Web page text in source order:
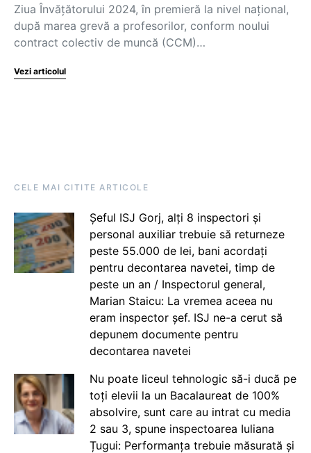
Ziua Învățătorului 2024, în premieră la nivel național,
după marea grevă a profesorilor, conform noului
contract colectiv de muncă (CCM)…
Vezi articolul
CELE MAI CITITE ARTICOLE
Șeful ISJ Gorj, alți 8 inspectori și
personal auxiliar trebuie să returneze
peste 55.000 de lei, bani acordați
pentru decontarea navetei, timp de
peste un an / Inspectorul general,
Marian Staicu: La vremea aceea nu
eram inspector șef. ISJ ne-a cerut să
depunem documente pentru
decontarea navetei
Nu poate liceul tehnologic să-i ducă pe
toți elevii la un Bacalaureat de 100%
absolvire, sunt care au intrat cu media
2 sau 3, spune inspectoarea Iuliana
Țugui: Performanța trebuie măsurată și